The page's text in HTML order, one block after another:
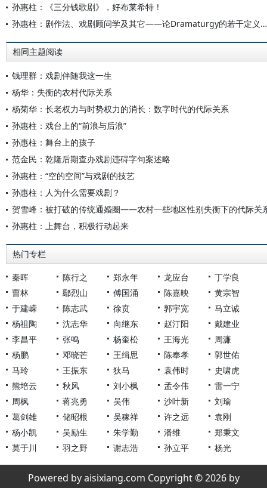
孙惠柱：《三分钱歌剧》，好布莱希特！
孙惠柱：剧作法、戏剧顾问学及其它——论Dramaturgy的若干定义、相关理论及其在中国的意义[1]
相同主题阅读
钱理群：戏剧伴随我这一生
杨华：失衡的农村代际关系
杨菊华：长老权力与时势权力的消长：数字时代的代际关系
孙惠柱：戏台上的“前浪与后浪”
孙惠柱：舞台上的孩子
范金民：乾隆后期查办戏剧违碍字句案述略
孙惠柱：“空的空间”与戏剧的技艺
孙惠柱：人为什么需要戏剧？
贺雪峰：被打破的传统通婚圈——农村一些地区性别失衡下的代际关
孙惠柱：上舞台，积极行动起来
热门专栏
秦晖 陈行之 郑永年 龙应台
丁学良
曹林
鄢烈山 傅国涌 陈嘉映
黄宗智
于建嵘
陈志武 徐贲 郭宇宽
马立诚
杨祖陶
沈志华 向继东 赵汀阳
戴建业
李昌平
张鸣 杨奎松 王海光
周濂
杨鹏
邓晓芒 王缉思 陈奉孝
郭世佑
马玲
王振东 狄马 袁伟时
史啸虎
熊培云
秋风 刘小枫 孟令伟
雷一宁
周枫
蒋兆勇 吴伟 沙叶新
刘瑜
葛剑雄
储昭根 吴稼祥 许之远
袁刚
杨小凯
吴励生 朱学勤 潘维
郑秉文
莫于川
羽之野 谢志浩 孙立平 杨光
Powered by aisixiang.com Copyright © 2026 by